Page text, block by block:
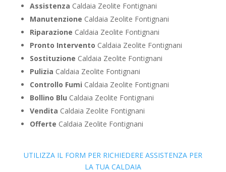
Assistenza Caldaia Zeolite Fontignani
Manutenzione Caldaia Zeolite Fontignani
Riparazione Caldaia Zeolite Fontignani
Pronto Intervento Caldaia Zeolite Fontignani
Sostituzione Caldaia Zeolite Fontignani
Pulizia Caldaia Zeolite Fontignani
Controllo Fumi Caldaia Zeolite Fontignani
Bollino Blu Caldaia Zeolite Fontignani
Vendita Caldaia Zeolite Fontignani
Offerte Caldaia Zeolite Fontignani
UTILIZZA IL FORM PER RICHIEDERE ASSISTENZA PER
LA TUA CALDAIA